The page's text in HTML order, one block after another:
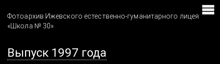
Фотоархив Ижевского естественно-гуманитарного лицея
«Школа № 30»
Выпуск 1997 года